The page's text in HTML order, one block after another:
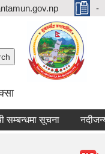
-
सम्बन्धमा सूचना